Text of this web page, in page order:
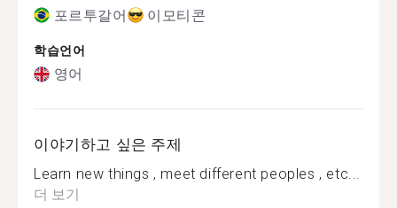
포르투갈어 이모티콘
학습언어
영어
이야기하고 싶은 주제
Learn new things , meet different peoples , etc...
더 보기